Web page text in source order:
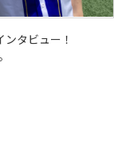
タビュー！